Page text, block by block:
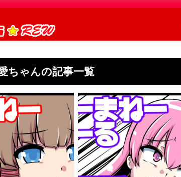
ちゃんの記事一覧